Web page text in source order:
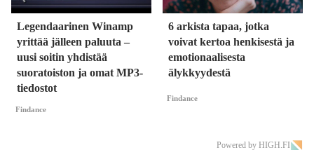
Legendaarinen Winamp
yrittää jälleen paluuta –
uusi soitin yhdistää
suoratoiston ja omat MP3-
tiedostot
Findance
6 arkista tapaa, jotka
voivat kertoa henkisestä ja
emotionaalisesta
älykkyydestä
Findance
Powered by HIGH.FI